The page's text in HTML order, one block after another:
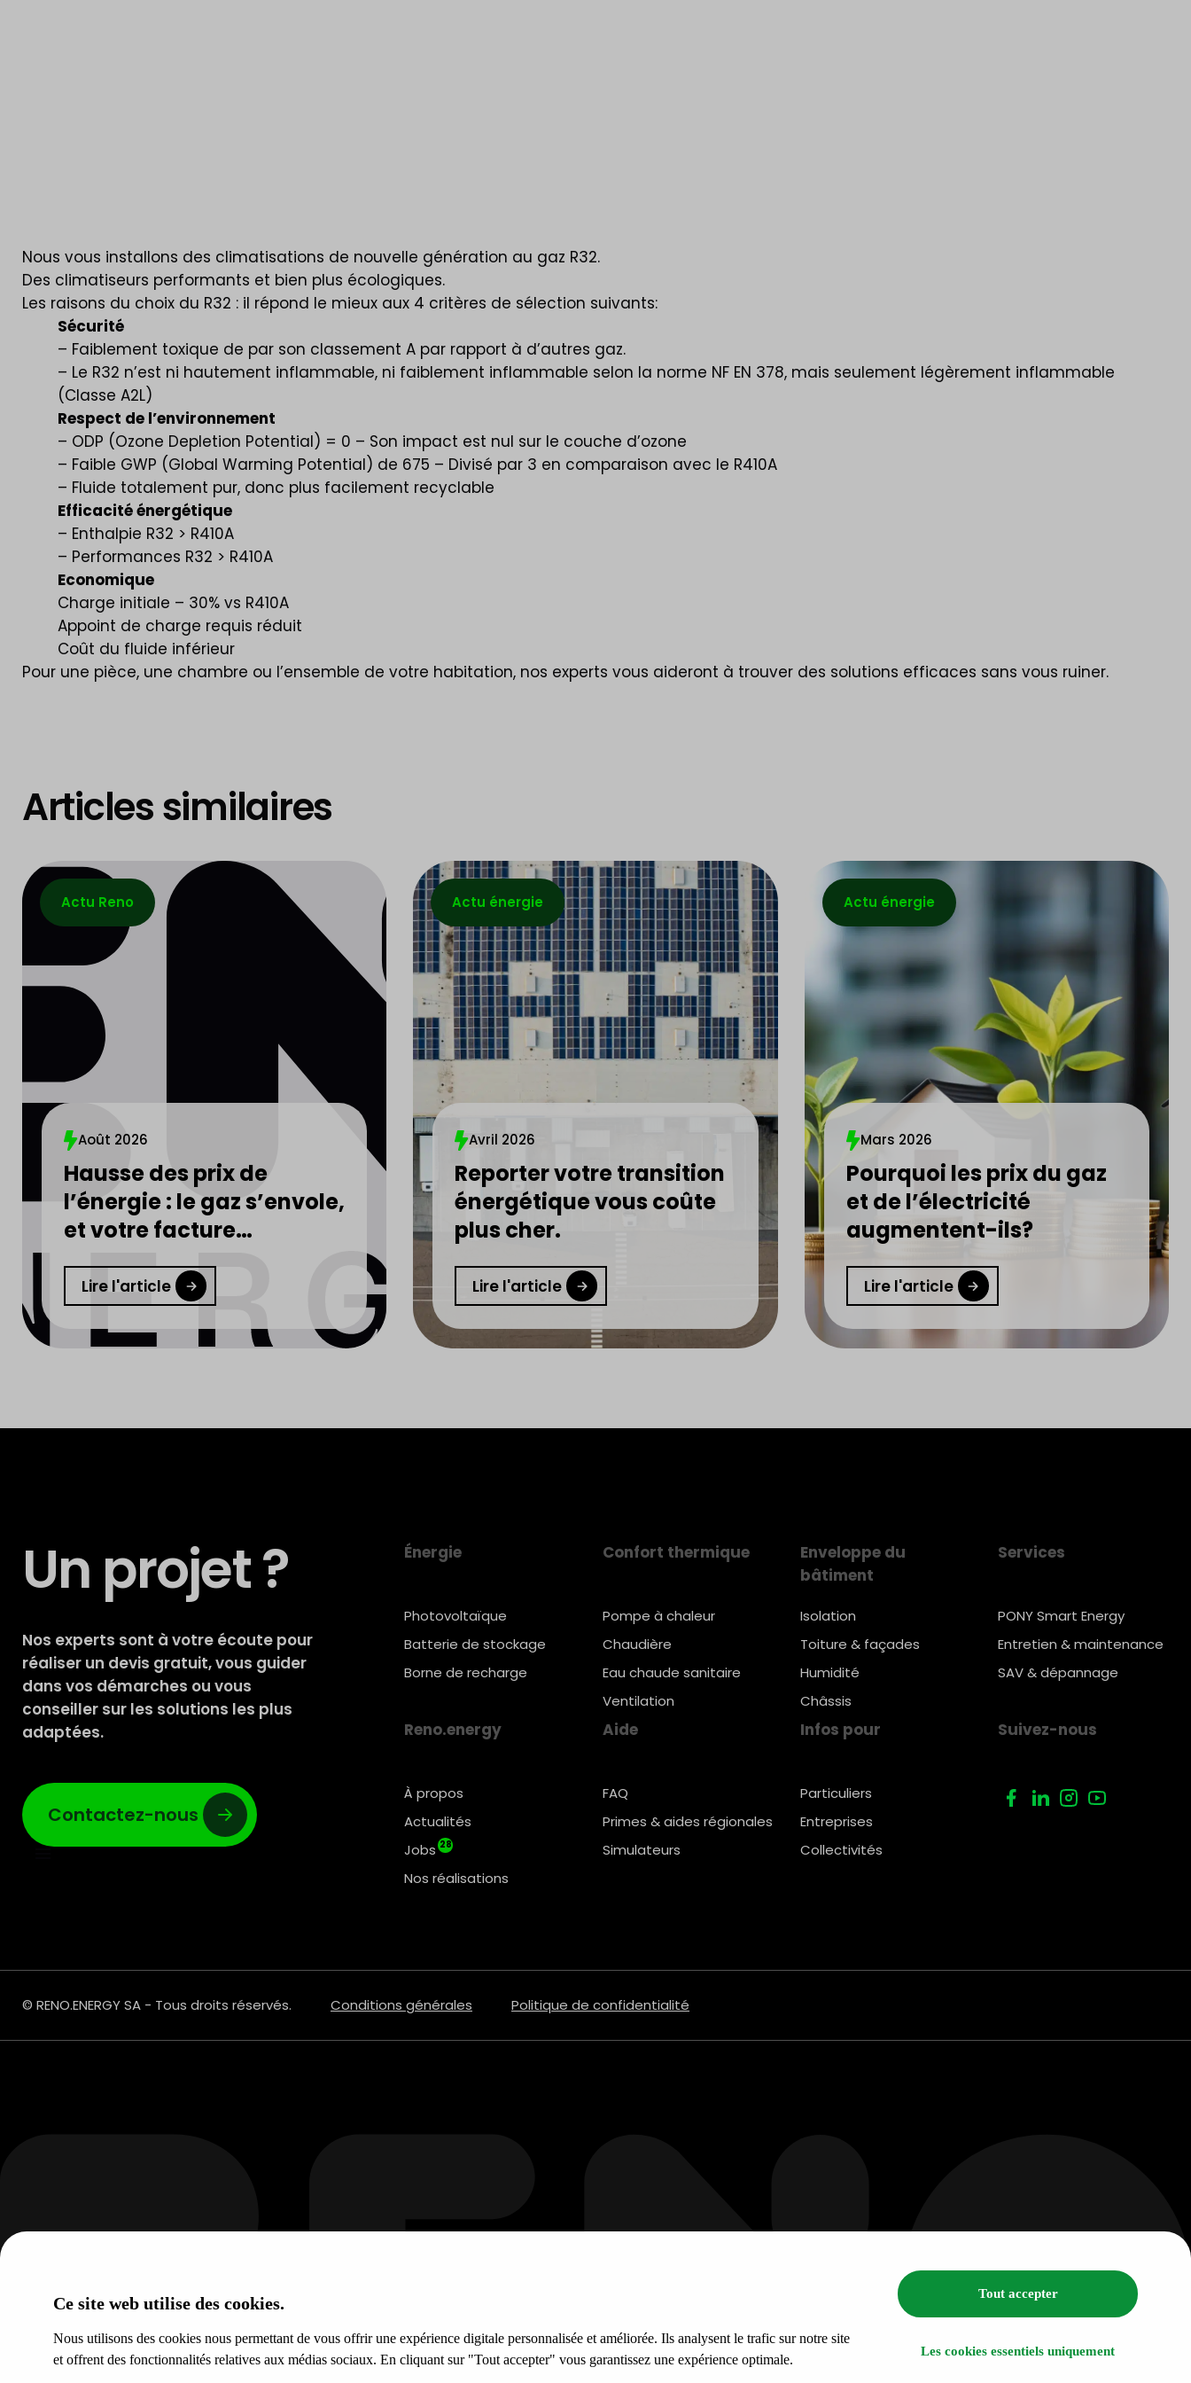
Ce site web utilise des cookies.
Nous utilisons des cookies nous permettant de vous offrir une expérience digitale personnalisée et améliorée. Ils analysent le trafic sur notre site
et offrent des fonctionnalités relatives aux médias sociaux. En cliquant sur "Tout accepter" vous garantissez une expérience optimale.
Tout accepter
Les cookies essentiels uniquement
Nous vous installons des climatisations de nouvelle génération au gaz R32.
Des climatiseurs performants et bien plus écologiques.
Les raisons du choix du R32 : il répond le mieux aux 4 critères de sélection suivants:
Sécurité
– Faiblement toxique de par son classement A par rapport à d’autres gaz.
– Le R32 n’est ni hautement inflammable, ni faiblement inflammable selon la norme NF EN 378, mais seulement légèrement inflammable
(Classe A2L)
Respect de l’environnement
– ODP (Ozone Depletion Potential) = 0 – Son impact est nul sur le couche d’ozone
– Faible GWP (Global Warming Potential) de 675 – Divisé par 3 en comparaison avec le R410A
– Fluide totalement pur, donc plus facilement recyclable
Efficacité énergétique
– Enthalpie R32 > R410A
– Performances R32 > R410A
Economique
Charge initiale – 30% vs R410A
Appoint de charge requis réduit
Coût du fluide inférieur
Pour une pièce, une chambre ou l’ensemble de votre habitation, nos experts vous aideront à trouver des solutions efficaces sans vous ruiner.
Articles similaires
Actu Reno
Août 2026
Hausse des prix de
l’énergie : le gaz s’envole,
et votre facture
d’électricité aussi
Lire l'article
Actu énergie
Avril 2026
Reporter votre transition
énergétique vous coûte
plus cher.
Lire l'article
Actu énergie
Mars 2026
Pourquoi les prix du gaz
et de l’électricité
augmentent-ils?
Lire l'article
Un projet ?
Nos experts sont à votre écoute pour
réaliser un devis gratuit, vous guider
dans vos démarches ou vous
conseiller sur les solutions les plus
adaptées.
Contactez-nous
Énergie
Photovoltaïque
Batterie de stockage
Borne de recharge
Confort thermique
Pompe à chaleur
Chaudière
Eau chaude sanitaire
Ventilation
Enveloppe du
bâtiment
Isolation
Toiture & façades
Humidité
Châssis
Services
PONY Smart Energy
Entretien & maintenance
SAV & dépannage
Reno.energy
À propos
Actualités
Jobs 28
Nos réalisations
Aide
FAQ
Primes & aides régionales
Simulateurs
Infos pour
Particuliers
Entreprises
Collectivités
Suivez-nous
© RENO.ENERGY SA - Tous droits réservés. Conditions générales Politique de confidentialité